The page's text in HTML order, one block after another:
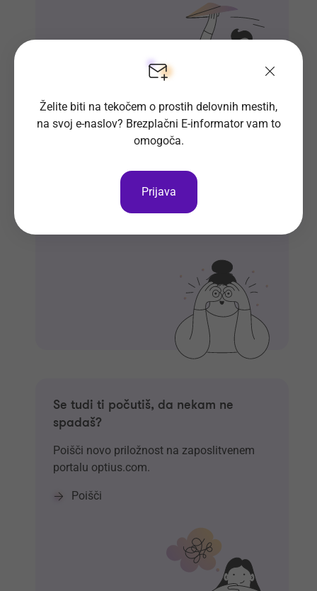
Si že vpisan v Bazo CV-jev?
Naj delodajalci iz množice kandidatov
izberejo ravno vas.
Se tudi ti počutiš, da nekam ne
spadaš?
Poišči novo priložnost na zaposlitvenem
portalu optius.com.
Poišči
Želite biti na tekočem o prostih delovnih mestih,
na svoj e-naslov? Brezplačni E-informator vam to
omogoča.
Prijava